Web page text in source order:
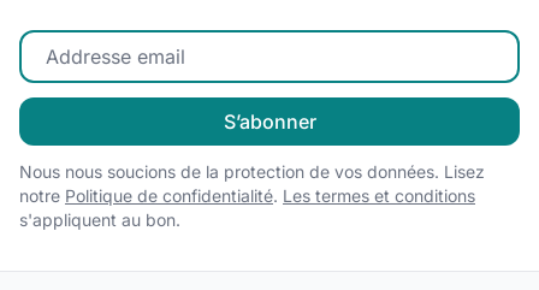
Entrez votre email
S’abonner
Nous nous soucions de la protection de vos données. Lisez
notre Politique de confidentialité. Les termes et conditions
s'appliquent au bon.